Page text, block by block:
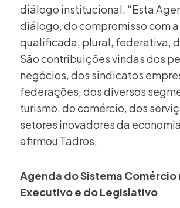
diálogo institucional. “Esta
diálogo, do compromisso com
qualificada, plural, federativa,
São contribuições vindas dos
negócios, dos sindicatos
federações, dos diversos
turismo, do comércio, dos
setores inovadores da
afirmou Tadros.
Agenda do Sistema Comércio
Executivo e do Legislativo